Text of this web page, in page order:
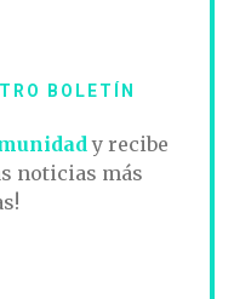
BOLETÍN
y recibe
noticias más